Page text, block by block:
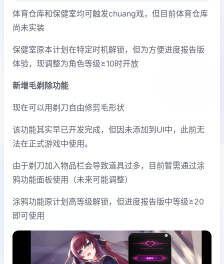
体育仓库和保健室均可触发chuang戏，但目前体育仓库
尚未实装
保健室原本计划在特定时机解锁，但为方便进度报告版
体验，现调整为角色等级≥10时开放
新增毛剃除功能
现在可以用剃刀自由修剪毛形状
该功能其实早已开发完成，但因未添加到UI中，此前无
法在正式游戏中使用。
由于剃刀加入物品栏会导致道具过多，目前暂需通过涂
鸦功能面板使用（未来可能调整）
涂鸦功能原计划高等级解锁，但进度报告版中等级≥20
即可使用